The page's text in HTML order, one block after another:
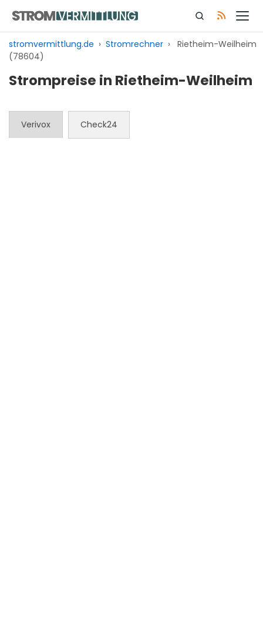
Inhalt
springen
stromvermittlung.de › Stromrechner › Rietheim-Weilheim
(78604)
Strompreise in Rietheim-Weilheim
Verivox Check24